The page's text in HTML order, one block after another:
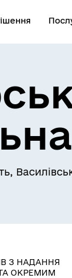
З НАДАННЯ
ОКРЕМИМ